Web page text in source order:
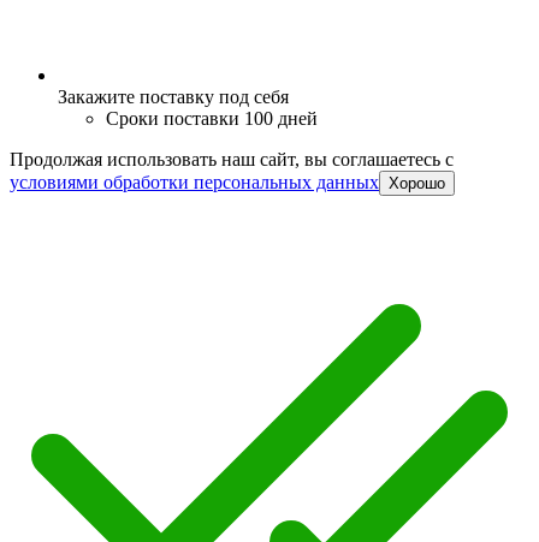
Закажите поставку под себя
Сроки поставки 100 дней
Продолжая использовать наш сайт, вы соглашаетесь c
условиями обработки персональных данных Хорошо